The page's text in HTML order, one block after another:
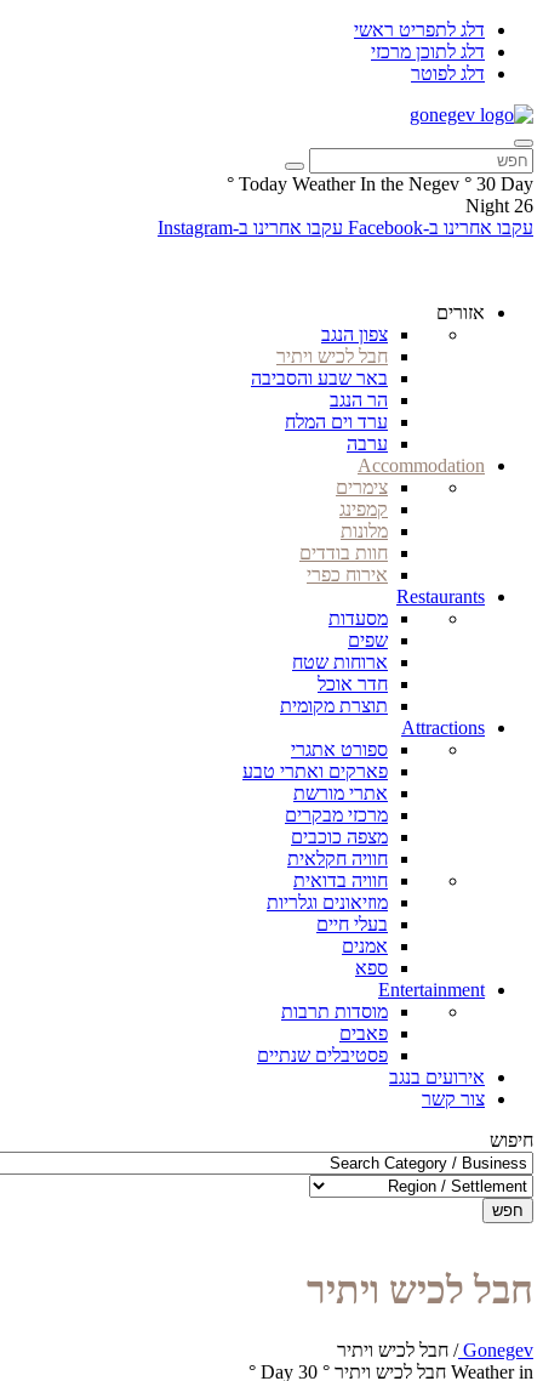
דלג לתפריט ראשי
דלג לתוכן מרכזי
דלג לפוטר
Today Weather In the Negev ° 30 Day
°
26
Night
עקבו אחרינו ב-Facebook
עקבו אחרינו ב-Instagram
אזורים
צפון הנגב
חבל לכיש ויתיר
באר שבע והסביבה
הר הנגב
ערד וים המלח
ערבה
Accommodation
צימרים
קמפינג
מלונות
חוות בודדים
אירוח כפרי
Restaurants
מסעדות
שפים
ארוחות שטח
חדר אוכל
תוצרת מקומית
Attractions
ספורט אתגרי
פארקים ואתרי טבע
אתרי מורשת
מרכזי מבקרים
מצפה כוכבים
חוויה חקלאית
חוויה בדואית
מוזיאונים וגלריות
בעלי חיים
אמנים
ספא
Entertainment
מוסדות תרבות
פאבים
פסטיבלים שנתיים
אירועים בנגב
צור קשר
חיפוש
חפש
חבל לכיש ויתיר
Gonegev
/ חבל לכיש ויתיר
Weather in חבל לכיש ויתיר
°
30
Day
°